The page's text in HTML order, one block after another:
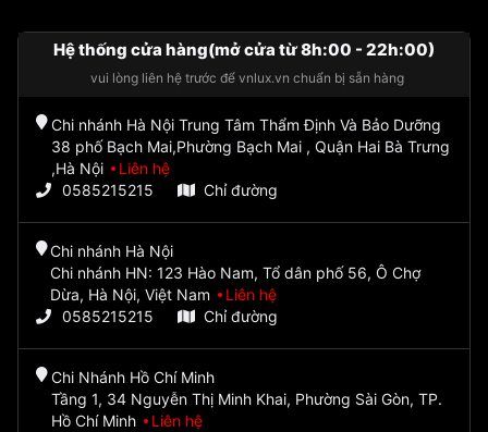
Hệ thống cửa hàng(mở cửa từ 8h:00 - 22h:00)
vui lòng liên hệ trước để vnlux.vn chuẩn bị sẵn hàng
Chi nhánh Hà Nội Trung Tâm Thẩm Định Và Bảo Dưỡng
38 phố Bạch Mai,Phường Bạch Mai , Quận Hai Bà Trưng
,Hà Nội
Liên hệ
0585215215
Chỉ đường
Chi nhánh Hà Nội
Chi nhánh HN: 123 Hào Nam, Tổ dân phố 56, Ô Chợ
Dừa, Hà Nội, Việt Nam
Liên hệ
0585215215
Chỉ đường
Chi Nhánh Hồ Chí Minh
Tầng 1, 34 Nguyễn Thị Minh Khai, Phường Sài Gòn, TP.
Hồ Chí Minh
Liên hệ